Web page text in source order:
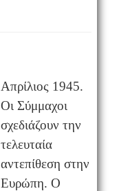
Απρίλιος 1945.
Οι Σύμμαχοι
σχεδιάζουν την
τελευταία
αντεπίθεση στην
Ευρώπη. Ο